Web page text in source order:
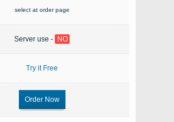
select at order page
Server use - NO
Try it Free
Order Now